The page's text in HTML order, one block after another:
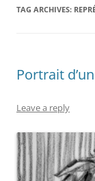
TAG ARCHIVES:
Portrait
Leave a reply